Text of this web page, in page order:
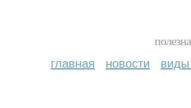
главная новости